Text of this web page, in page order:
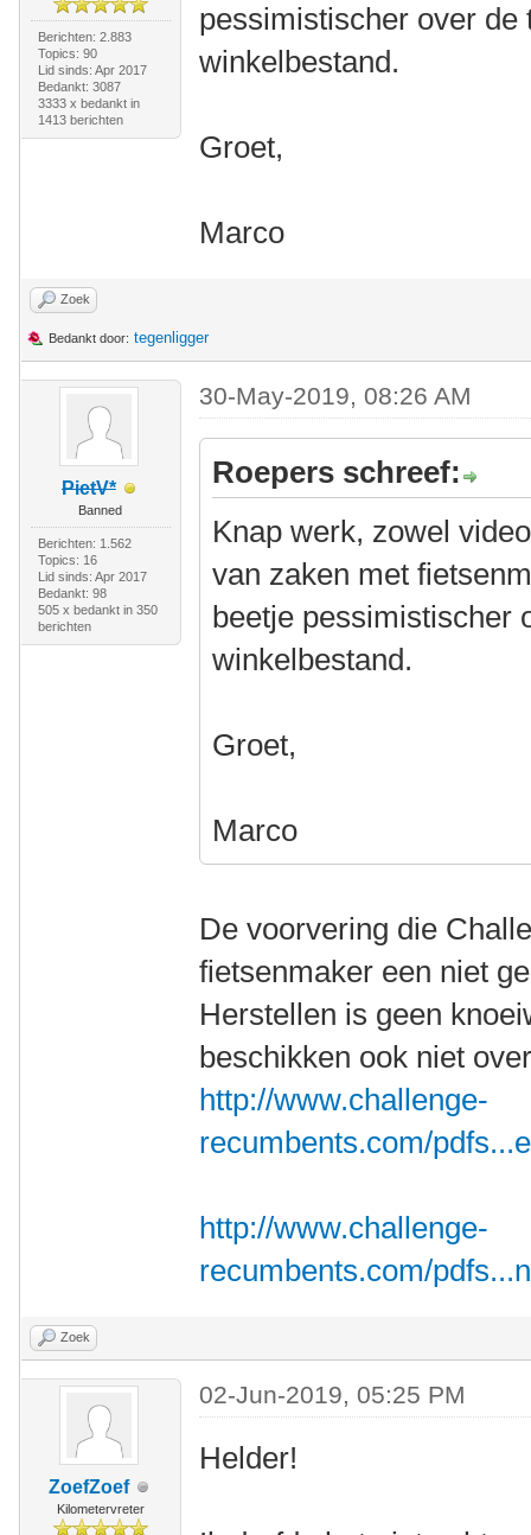
Berichten: 2.883
Topics: 90
Lid sinds: Apr 2017
Bedankt: 3087
3333 x bedankt in
1413 berichten
pessimistischer over de
winkelbestand.
Groet,
Marco
Zoek
Bedankt door: tegenligger
PietV*
Banned
Berichten: 1.562
Topics: 16
Lid sinds: Apr 2017
Bedankt: 98
505 x bedankt in 350
berichten
30-May-2019, 08:26 AM
Roepers schreef:
Knap werk, zowel
van zaken met
beetje pessimistischer
winkelbestand.
Groet,
Marco
De voorvering die
fietsenmaker een niet
Herstellen is geen
beschikken ook niet
http://www.challenge-
recumbents.com/
http://www.challenge-
recumbents.com/
Zoek
ZoefZoef
Kilometervreter
02-Jun-2019, 05:25 PM
Helder!